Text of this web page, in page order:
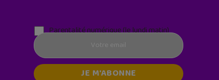
Parentalité numérique (le lundi matin)